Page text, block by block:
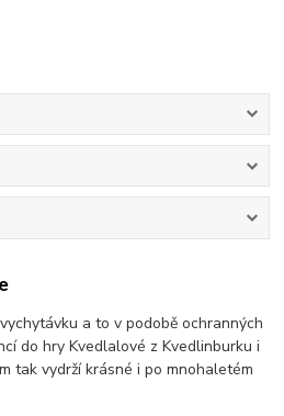
a to v podobě ochranných
do hry Kvedlalové z Kvedlinburku i
tak vydrží krásné i po mnohaletém